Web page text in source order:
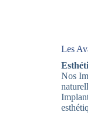
Les
Nos